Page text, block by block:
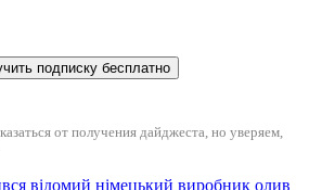
от получения дайджеста, но уверяем,
відомий німецький виробник олив